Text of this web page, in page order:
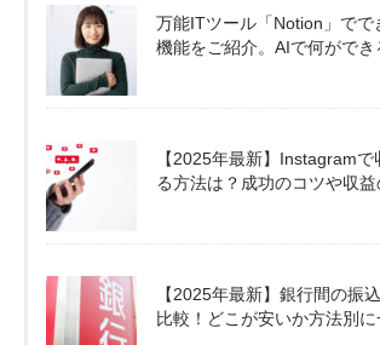
万能ITツール「Notion」でで
機能をご紹介。AIで何ができ
【2025年最新】Instagram
る方法は？成功のコツや収
【2025年最新】銀行間の振
比較！どこが安いか方法別